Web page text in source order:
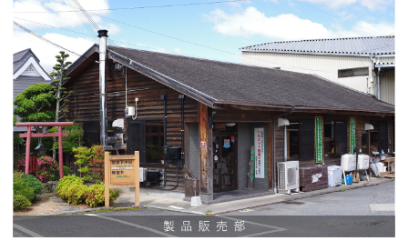
工務店・ビルダーの方
設計事務所の方
解体・伐採業者の方